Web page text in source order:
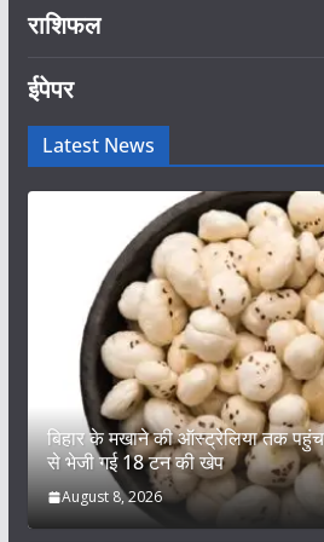
राशिफल
ईपेपर
Latest News
बिहार के मखाने की ऑस्ट्रेलिया तक
से भेजी गई 18 टन की खेप
August 8, 2026